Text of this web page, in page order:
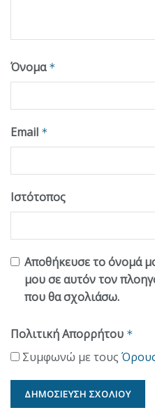
Όνομα *
Email *
Ιστότοπος
Αποθήκευσε το όνομά
μου σε αυτόν τον
που θα σχολιάσω.
Πολιτική Απορρήτου *
Συμφωνώ με τους